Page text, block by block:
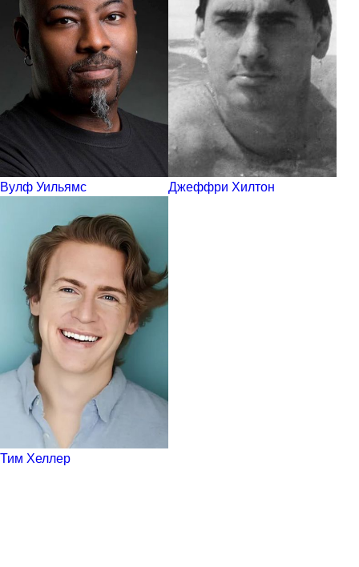
Вулф Уильямс Джеффри Хилтон
Тим Хеллер